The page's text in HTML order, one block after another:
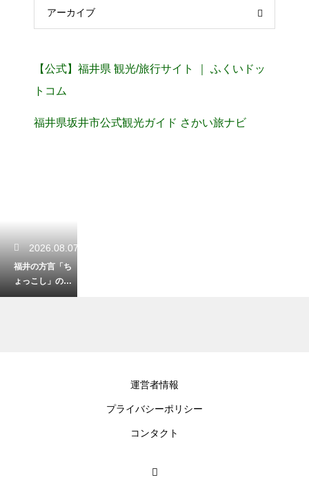
アーカイブ
【公式】福井県 観光/旅行サイト ｜ ふくいドッ
トコム
福井県坂井市公式観光ガイド さかい旅ナビ
2026.08.07
福井の方言「ち
ょっこし」の便
利な意味と使い
運営者情報
プライバシーポリシー
コンタクト